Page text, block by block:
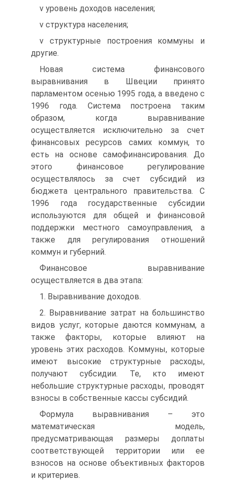
v уровень доходов населения;
v структура населения;
v структурные построения коммуны и
другие.
Новая система финансового
выравнивания в Швеции принято
парламентом осенью 1995 года, а введено с
1996 года. Система построена таким
образом, когда выравнивание
осуществляется исключительно за счет
финансовых ресурсов самих коммун, то
есть на основе самофинансирования. До
этого финансовое регулирование
осуществлялось за счет субсидий из
бюджета центрального правительства. С
1996 года государственные субсидии
используются для общей и финансовой
поддержки местного самоуправления, а
также для регулирования отношений
коммун и губерний.
Финансовое выравнивание
осуществляется в два этапа:
1. Выравнивание доходов.
2. Выравнивание затрат на большинство
видов услуг, которые даются коммунам, а
также факторы, которые влияют на
уровень этих расходов. Коммуны, которые
имеют высокие структурные расходы,
получают субсидии. Те, кто имеют
небольшие структурные расходы, проводят
взносы в собственные кассы субсидий.
Формула выравнивания – это
математическая модель,
предусматривающая размеры доплаты
соответствующей территории или ее
взносов на основе объективных факторов
и критериев.